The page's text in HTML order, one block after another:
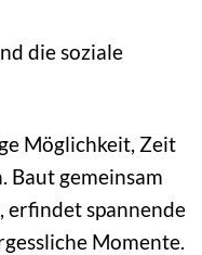
die soziale
Möglichkeit, Zeit
Baut gemeinsam
spannende
Momente.